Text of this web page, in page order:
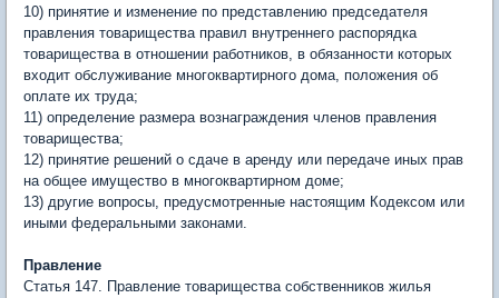
10) принятие и изменение по представлению председателя
правления товарищества правил внутреннего распорядка
товарищества в отношении работников, в обязанности которых
входит обслуживание многоквартирного дома, положения об
оплате их труда;
11) определение размера вознаграждения членов правления
товарищества;
12) принятие решений о сдаче в аренду или передаче иных прав
на общее имущество в многоквартирном доме;
13) другие вопросы, предусмотренные настоящим Кодексом или
иными федеральными законами.
Правление
Статья 147. Правление товарищества собственников жилья